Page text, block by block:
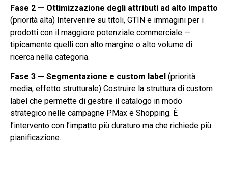
Fase 2 — Ottimizzazione degli attributi ad alto impatto
(priorità alta) Intervenire su titoli, GTIN e immagini per i
prodotti con il maggiore potenziale commerciale —
tipicamente quelli con alto margine o alto volume di
ricerca nella categoria.
Fase 3 — Segmentazione e custom label (priorità
media, effetto strutturale) Costruire la struttura di custom
label che permette di gestire il catalogo in modo
strategico nelle campagne PMax e Shopping. È
l’intervento con l’impatto più duraturo ma che richiede più
pianificazione.